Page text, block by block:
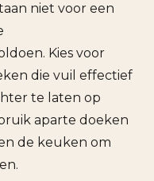
niet voor een
Kies voor
die vuil effectief
te laten op
aparte doeken
de keuken om